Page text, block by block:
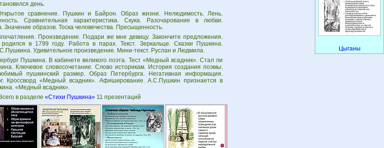
день.
сравнение. Пушкин и Байрон. Образ жизни. Нелюдимость. Лень.
Сравнительная характеристика. Скука. Разочарование в любви.
Значение образов. Тоска человечества. Пресыщенность.
Произведение. Подари же мне девицу. Закончите предложения.
в 1799 году. Работа в парах. Текст. Зеркальце. Сказки Пушкина.
Удивительное произведение. Мини-текст. Руслан и Людмила.
Пушкина. В кабинете великого поэта. Тест «Медный всадник». Стал ли
Ключевое словосочетание. Слово историкам. История создания поэмы.
пушкинский размер. Образ Петербурга. Негативная информация.
Кроссворд «Медный всадник». Афиширование. А.С.Пушкин признается в
«Медный всадник».
Всего в разделе «Стихи Пушкина» 11 презентаций
Цыганы